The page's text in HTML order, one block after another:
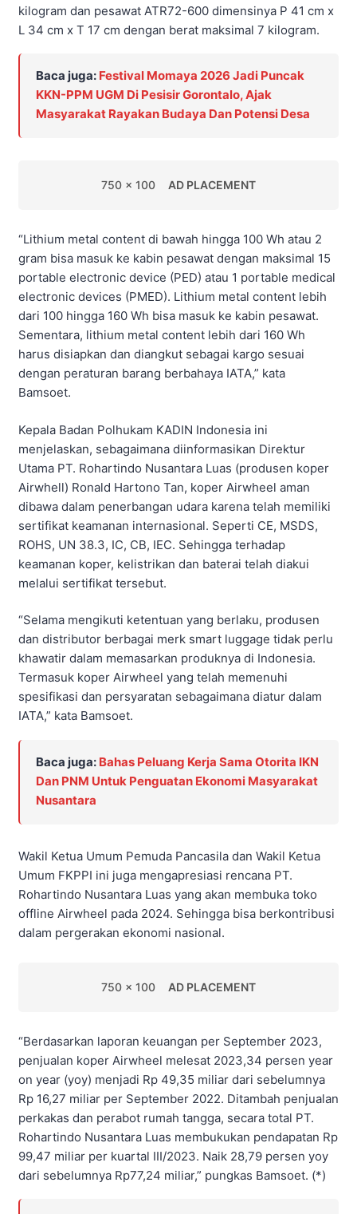
kilogram dan pesawat ATR72-600 dimensinya P 41 cm x
L 34 cm x T 17 cm dengan berat maksimal 7 kilogram.
Baca juga: Festival Momaya 2026 Jadi Puncak
KKN-PPM UGM Di Pesisir Gorontalo, Ajak
Masyarakat Rayakan Budaya Dan Potensi Desa
750 x 100 AD PLACEMENT
“Lithium metal content di bawah hingga 100 Wh atau 2
gram bisa masuk ke kabin pesawat dengan maksimal 15
portable electronic device (PED) atau 1 portable medical
electronic devices (PMED). Lithium metal content lebih
dari 100 hingga 160 Wh bisa masuk ke kabin pesawat.
Sementara, lithium metal content lebih dari 160 Wh
harus disiapkan dan diangkut sebagai kargo sesuai
dengan peraturan barang berbahaya IATA,” kata
Bamsoet.
Kepala Badan Polhukam KADIN Indonesia ini
menjelaskan, sebagaimana diinformasikan Direktur
Utama PT. Rohartindo Nusantara Luas (produsen koper
Airwhell) Ronald Hartono Tan, koper Airwheel aman
dibawa dalam penerbangan udara karena telah memiliki
sertifikat keamanan internasional. Seperti CE, MSDS,
ROHS, UN 38.3, IC, CB, IEC. Sehingga terhadap
keamanan koper, kelistrikan dan baterai telah diakui
melalui sertifikat tersebut.
“Selama mengikuti ketentuan yang berlaku, produsen
dan distributor berbagai merk smart luggage tidak perlu
khawatir dalam memasarkan produknya di Indonesia.
Termasuk koper Airwheel yang telah memenuhi
spesifikasi dan persyaratan sebagaimana diatur dalam
IATA,” kata Bamsoet.
Baca juga: Bahas Peluang Kerja Sama Otorita IKN
Dan PNM Untuk Penguatan Ekonomi Masyarakat
Nusantara
Wakil Ketua Umum Pemuda Pancasila dan Wakil Ketua
Umum FKPPI ini juga mengapresiasi rencana PT.
Rohartindo Nusantara Luas yang akan membuka toko
offline Airwheel pada 2024. Sehingga bisa berkontribusi
dalam pergerakan ekonomi nasional.
750 x 100 AD PLACEMENT
“Berdasarkan laporan keuangan per September 2023,
penjualan koper Airwheel melesat 2023,34 persen year
on year (yoy) menjadi Rp 49,35 miliar dari sebelumnya
Rp 16,27 miliar per September 2022. Ditambah penjualan
perkakas dan perabot rumah tangga, secara total PT.
Rohartindo Nusantara Luas membukukan pendapatan Rp
99,47 miliar per kuartal III/2023. Naik 28,79 persen yoy
dari sebelumnya Rp77,24 miliar,” pungkas Bamsoet. (*)